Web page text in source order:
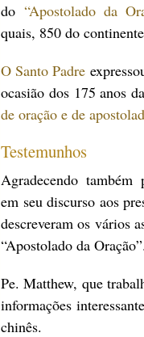
do “Apostolado da
quais, 850 do
O Santo Padre
ocasião dos 175 anos
de oração e de
Testemunhos
Agradecendo também
em seu discurso aos
descreveram os vários
“Apostolado da
Pe. Matthew, que
informações
chinês.